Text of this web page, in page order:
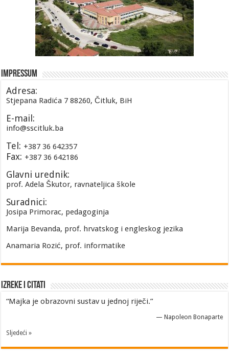
Impressum
Adresa:
Stjepana Radića 7 88260, Čitluk, BiH
E-mail:
info@sscitluk.ba
Tel: +387 36 642357
Fax: +387 36 642186
Glavni urednik:
prof. Adela Škutor, ravnateljica škole
Suradnici:
Josipa Primorac, pedagoginja
Marija Bevanda, prof. hrvatskog i engleskog jezika
Anamaria Rozić, prof. informatike
Izreke i Citati
“Majka je obrazovni sustav u jednoj riječi.”
— Napoleon Bonaparte
Sljedeći »